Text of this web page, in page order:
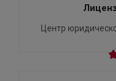
Центр